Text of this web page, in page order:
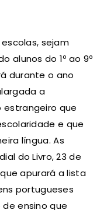
sejam
alunos do 1º ao 9º
durante o ano
a
que
e que
língua. As
do Livro, 23 de
apurará a lista
portugueses
ensino que